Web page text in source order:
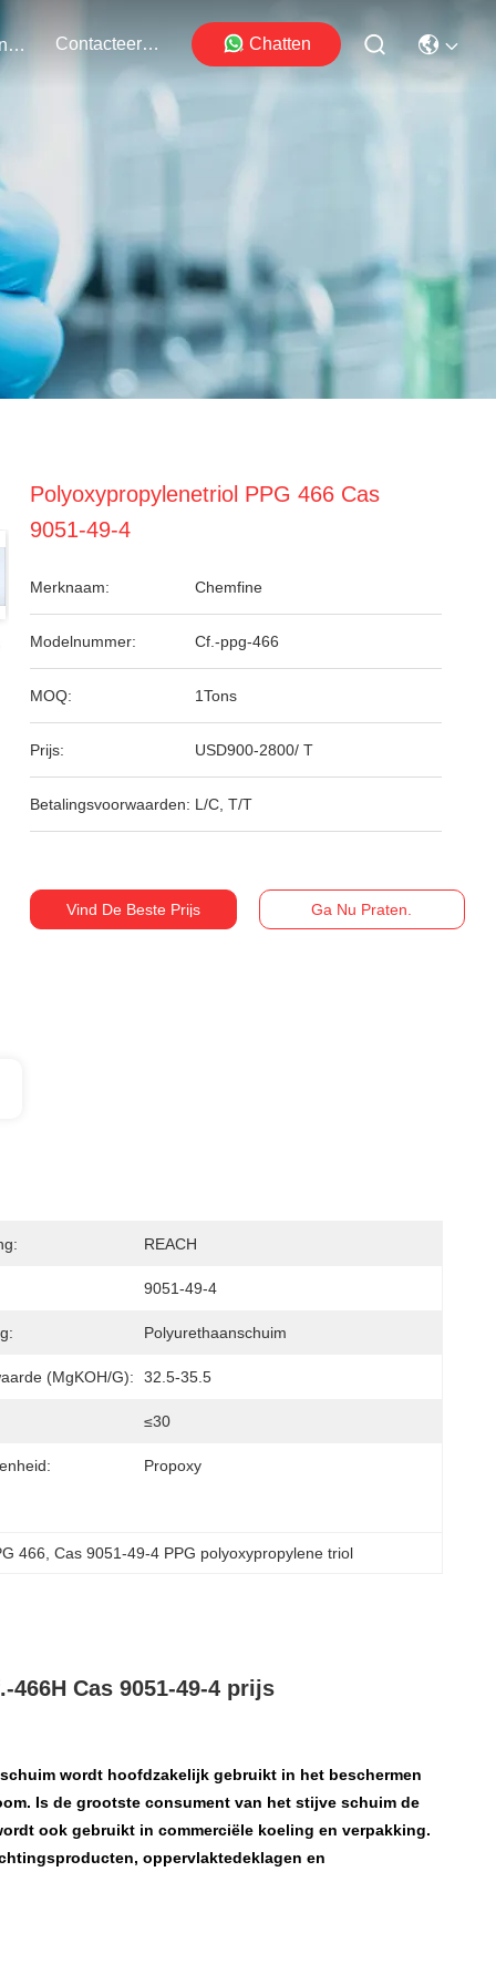
Evenementen Contacteer Ons Chatten
Polyoxypropylenetriol PPG 466 Cas
9051-49-4
Merknaam: Chemfine
Modelnummer: Cf.-ppg-466
MOQ: 1Tons
Prijs: USD900-2800/ T
Betalingsvoorwaarden: L/C, T/T
Vind De Beste Prijs Ga Nu Praten.
REACH
9051-49-4
Polyurethaanschuim
(mgKOH/g): 32.5-35.5
≤30
Propoxy
466 , Cas 9051-49-4 PPG polyoxypropylene triol
Cas 9051-49-4 prijs
wordt hoofdzakelijk gebruikt in het beschermen
Is de grootste consument van het stijve schuim de
ook gebruikt in commerciële koeling en verpakking.
oppervlaktedeklagen en